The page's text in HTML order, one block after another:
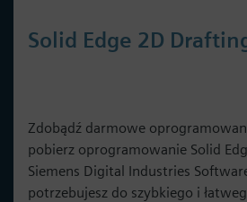
Solid Edge 2D
Zdobądź darmowe
pobierz oprogramowanie Solid
Siemens Digital Industries
potrzebujesz do szybkiego i